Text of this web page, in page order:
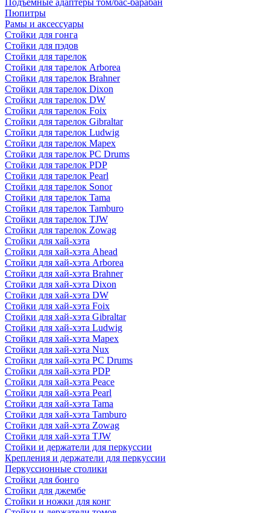
Подъемные адаптеры том/бас-барабан
Пюпитры
Рамы и аксессуары
Стойки для гонга
Стойки для пэдов
Стойки для тарелок
Стойки для тарелок Arborea
Стойки для тарелок Brahner
Стойки для тарелок Dixon
Стойки для тарелок DW
Стойки для тарелок Foix
Стойки для тарелок Gibraltar
Стойки для тарелок Ludwig
Стойки для тарелок Mapex
Стойки для тарелок PC Drums
Стойки для тарелок PDP
Стойки для тарелок Pearl
Стойки для тарелок Sonor
Стойки для тарелок Tama
Стойки для тарелок Tamburo
Стойки для тарелок TJW
Стойки для тарелок Zowag
Стойки для хай-хэта
Стойки для хай-хэта Ahead
Стойки для хай-хэта Arborea
Стойки для хай-хэта Brahner
Стойки для хай-хэта Dixon
Стойки для хай-хэта DW
Стойки для хай-хэта Foix
Стойки для хай-хэта Gibraltar
Стойки для хай-хэта Ludwig
Стойки для хай-хэта Mapex
Стойки для хай-хэта Nux
Стойки для хай-хэта PC Drums
Стойки для хай-хэта PDP
Стойки для хай-хэта Peace
Стойки для хай-хэта Pearl
Стойки для хай-хэта Tama
Стойки для хай-хэта Tamburo
Стойки для хай-хэта Zowag
Стойки для хай-хэта TJW
Стойки и держатели для перкуссии
Крепления и держатели для перкуссии
Перкуссионные столики
Стойки для бонго
Стойки для джембе
Стойки и ножки для конг